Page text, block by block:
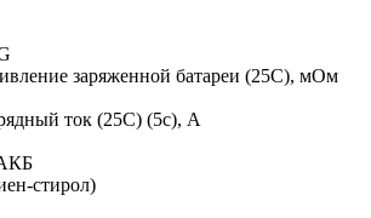
заряженной батареи (25С), мОм
ток (25С) (5с), А
стирол)